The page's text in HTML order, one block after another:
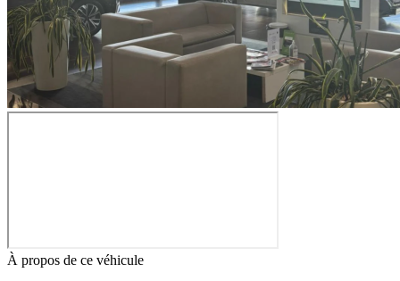
À propos de ce véhicule